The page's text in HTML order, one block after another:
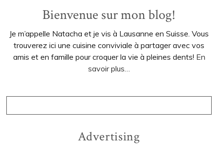
Bienvenue sur mon blog!
Je m’appelle Natacha et je vis à Lausanne en Suisse. Vous
trouverez ici une cuisine conviviale à partager avec vos
amis et en famille pour croquer la vie à pleines dents! En
savoir plus…
Advertising